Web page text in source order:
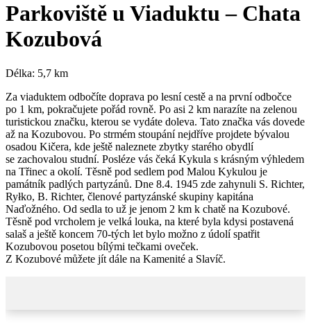
Parkoviště u Viaduktu – Chata
Kozubová
Délka: 5,7 km
Za viaduktem odbočíte doprava po lesní cestě a na první odbočce
po 1 km, pokračujete pořád rovně. Po asi 2 km narazíte na zelenou
turistickou značku, kterou se vydáte doleva. Tato značka vás dovede
až na Kozubovou. Po strmém stoupání nejdříve projdete bývalou
osadou Kičera, kde ještě naleznete zbytky starého obydlí
se zachovalou studní. Posléze vás čeká Kykula s krásným výhledem
na Třinec a okolí. Těsně pod sedlem pod Malou Kykulou je
památník padlých partyzánů. Dne 8.4. 1945 zde zahynuli S. Richter,
Ryłko, B. Richter, členové partyzánské skupiny kapitána
Naďožného. Od sedla to už je jenom 2 km k chatě na Kozubové.
Těsně pod vrcholem je velká louka, na které byla kdysi postavená
salaš a ještě koncem 70-tých let bylo možno z údolí spatřit
Kozubovou posetou bílými tečkami oveček.
Z Kozubové můžete jít dále na Kamenité a Slavíč.